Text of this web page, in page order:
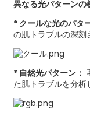
異なる光パターンの
* クールな光のパタ
の肌トラブルの深刻
* 自然光パターン：
た肌トラブルを分析